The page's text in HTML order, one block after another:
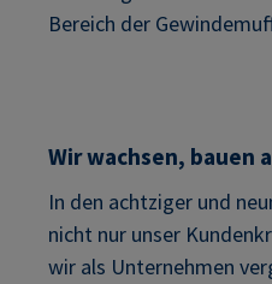
Bereich der
Wir wachsen, bauen
In den achtziger und
nicht nur unser
wir als Unternehmen